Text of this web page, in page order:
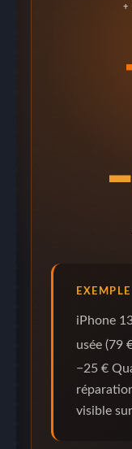
+
iPhone
usée (79
−25 €
visible